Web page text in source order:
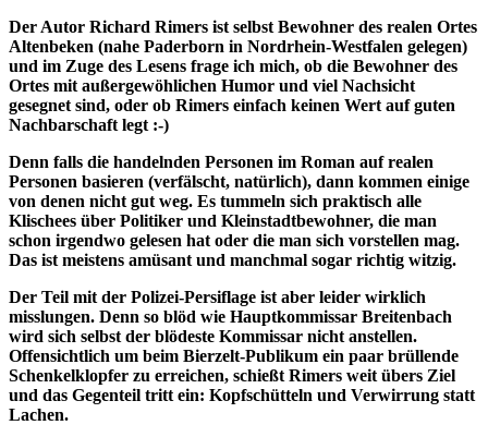
Der Autor Richard Rimers ist selbst Bewohner des realen Ortes
Altenbeken (nahe Paderborn in Nordrhein-Westfalen gelegen)
und im Zuge des Lesens frage ich mich, ob die Bewohner des
Ortes mit außergewöhlichen Humor und viel Nachsicht
gesegnet sind, oder ob Rimers einfach keinen Wert auf guten
Nachbarschaft legt :-)
Denn falls die handelnden Personen im Roman auf realen
Personen basieren (verfälscht, natürlich), dann kommen einige
von denen nicht gut weg. Es tummeln sich praktisch alle
Klischees über Politiker und Kleinstadtbewohner, die man
schon irgendwo gelesen hat oder die man sich vorstellen mag.
Das ist meistens amüsant und manchmal sogar richtig witzig.
Der Teil mit der Polizei-Persiflage ist aber leider wirklich
misslungen. Denn so blöd wie Hauptkommissar Breitenbach
wird sich selbst der blödeste Kommissar nicht anstellen.
Offensichtlich um beim Bierzelt-Publikum ein paar brüllende
Schenkelklopfer zu erreichen, schießt Rimers weit übers Ziel
und das Gegenteil tritt ein: Kopfschütteln und Verwirrung statt
Lachen.